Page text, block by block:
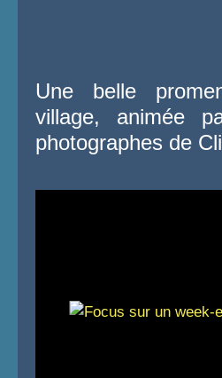
Une belle
village, animée
photographes de